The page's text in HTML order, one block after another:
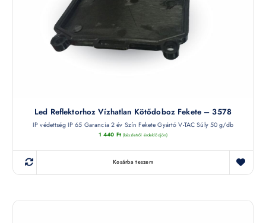
Led Reflektorhoz Vízhatlan Kötődoboz Fekete – 3578
IP védettség IP 65 Garancia 2 év Szín Fekete Gyártó V-TAC Súly 50 g/db
1 440 Ft (készletről érdeklődjön)
Kosárba teszem